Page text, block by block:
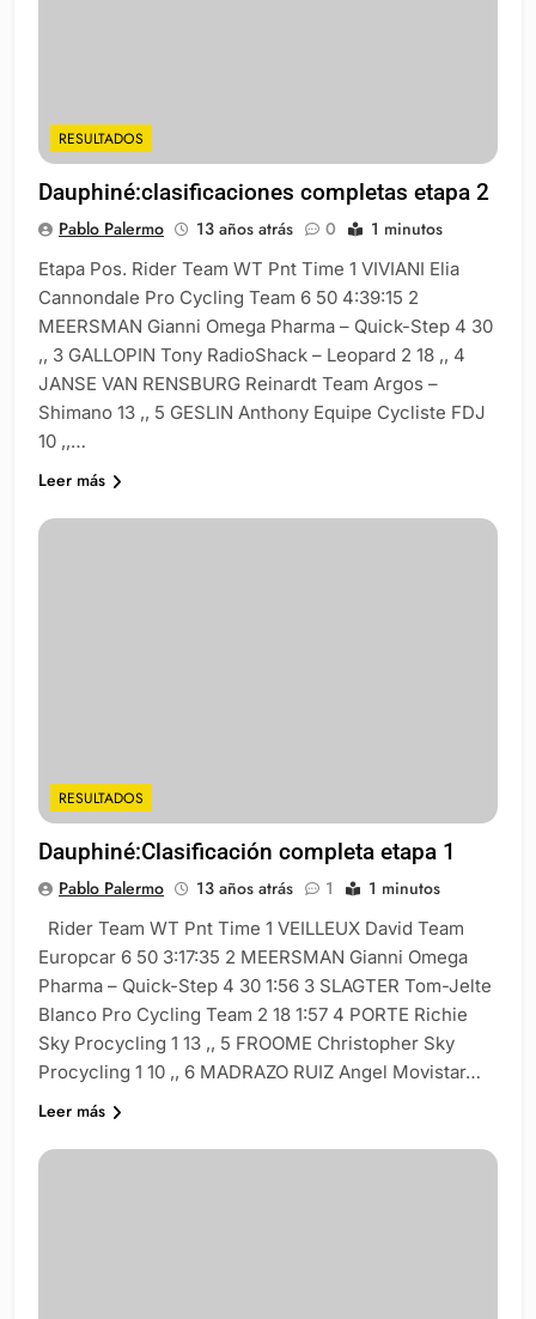
RESULTADOS
Dauphiné:clasificaciones completas etapa 2
Pablo Palermo 13 años atrás 0 1 minutos
Etapa Pos. Rider Team WT Pnt Time 1 VIVIANI Elia
Cannondale Pro Cycling Team 6 50 4:39:15 2
MEERSMAN Gianni Omega Pharma – Quick-Step 4 30
,, 3 GALLOPIN Tony RadioShack – Leopard 2 18 ,, 4
JANSE VAN RENSBURG Reinardt Team Argos –
Shimano 13 ,, 5 GESLIN Anthony Equipe Cycliste FDJ
10 ,,…
Leer más
RESULTADOS
Dauphiné:Clasificación completa etapa 1
Pablo Palermo 13 años atrás 1 1 minutos
Rider Team WT Pnt Time 1 VEILLEUX David Team
Europcar 6 50 3:17:35 2 MEERSMAN Gianni Omega
Pharma – Quick-Step 4 30 1:56 3 SLAGTER Tom-Jelte
Blanco Pro Cycling Team 2 18 1:57 4 PORTE Richie
Sky Procycling 1 13 ,, 5 FROOME Christopher Sky
Procycling 1 10 ,, 6 MADRAZO RUIZ Angel Movistar…
Leer más